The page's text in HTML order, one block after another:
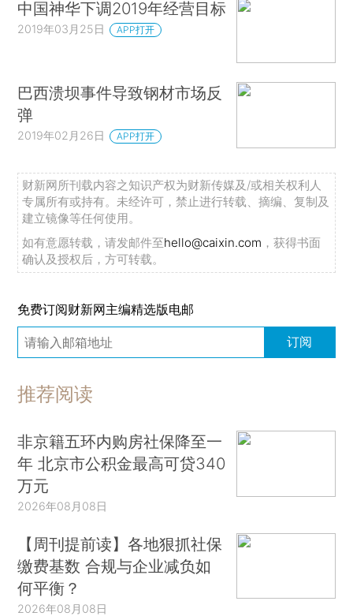
中国神华下调2019年经营目标
2019年03月25日 APP打开
巴西溃坝事件导致钢材市场反
弹
2019年02月26日 APP打开
财新网所刊载内容之知识产权为财新传媒及/或相关权利人
专属所有或持有。未经许可，禁止进行转载、摘编、复制及
建立镜像等任何使用。
如有意愿转载，请发邮件至hello@caixin.com ，获得书面
确认及授权后，方可转载。
免费订阅财新网主编精选版电邮
订阅
推荐阅读
非京籍五环内购房社保降至一
年 北京市公积金最高可贷340
万元
2026年08月08日
【周刊提前读】各地狠抓社保
缴费基数 合规与企业减负如
何平衡？
2026年08月08日